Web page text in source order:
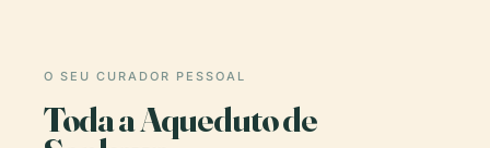
O SEU CURADOR PESSOAL
Toda a Aqueduto de